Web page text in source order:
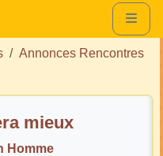
Annonces Rencontres
mieux
Homme